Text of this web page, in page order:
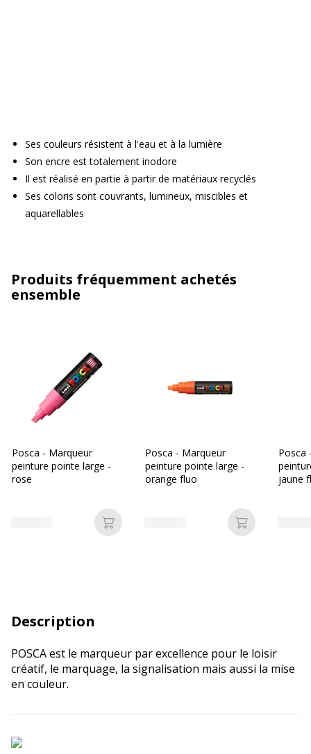
Ses couleurs résistent à l'eau et à la lumière
Son encre est totalement inodore
Il est réalisé en partie à partir de matériaux recyclés
Ses coloris sont couvrants, lumineux, miscibles et
aquarellables
Produits fréquemment achetés
ensemble
Posca - Marqueur
peinture pointe large -
rose
Ajouter au panier
Posca - Marqueur
peinture pointe large -
orange fluo
Ajouter au
Posca
jaune
Description
POSCA est le marqueur par excellence pour le loisir
créatif, le marquage, la signalisation mais aussi la mise
en couleur.